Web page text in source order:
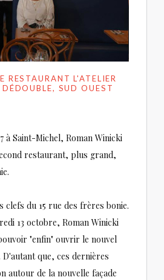
RESTAURANT L'ATELIER
DÉDOUBLE, SUD OUEST
à Saint-Michel, Roman Winicki
restaurant, plus grand,
clefs du 15 rue des frères bonie.
13 octobre, Roman Winicki
"enfin" ouvrir le nouvel
que, ces dernières
autour de la nouvelle façade